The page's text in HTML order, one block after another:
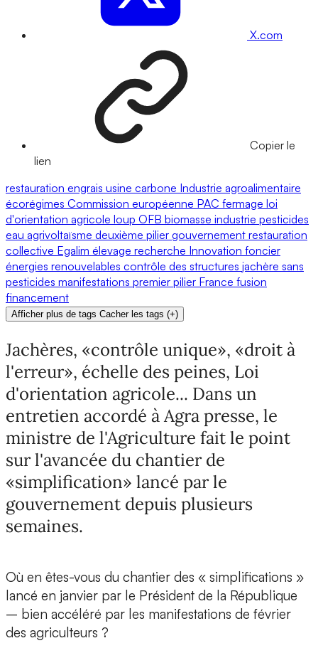
X.com
Copier le
lien
restauration engrais usine carbone Industrie agroalimentaire
écorégimes Commission européenne PAC fermage loi
d'orientation agricole loup OFB biomasse industrie pesticides
eau agrivoltaïsme deuxième pilier gouvernement restauration
collective Egalim élevage recherche Innovation foncier
énergies renouvelables contrôle des structures jachère sans
pesticides manifestations premier pilier France fusion
financement
Afficher plus de tags Cacher les tags (+)
Jachères, «contrôle unique», «droit à
l'erreur», échelle des peines, Loi
d'orientation agricole... Dans un
entretien accordé à Agra presse, le
ministre de l'Agriculture fait le point
sur l'avancée du chantier de
«simplification» lancé par le
gouvernement depuis plusieurs
semaines.
Où en êtes-vous du chantier des « simplifications »
lancé en janvier par le Président de la République
– bien accéléré par les manifestations de février
des agriculteurs ?